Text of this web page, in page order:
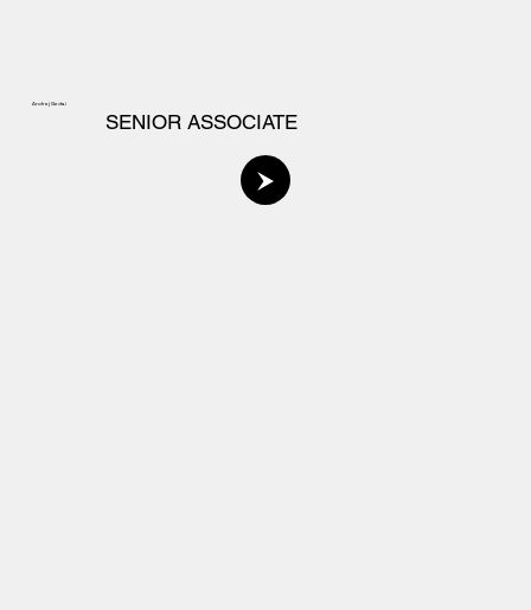
Andrej Gedai
SENIOR ASSOCIATE